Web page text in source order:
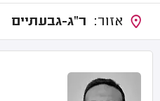
ר"ג-גבעתיים